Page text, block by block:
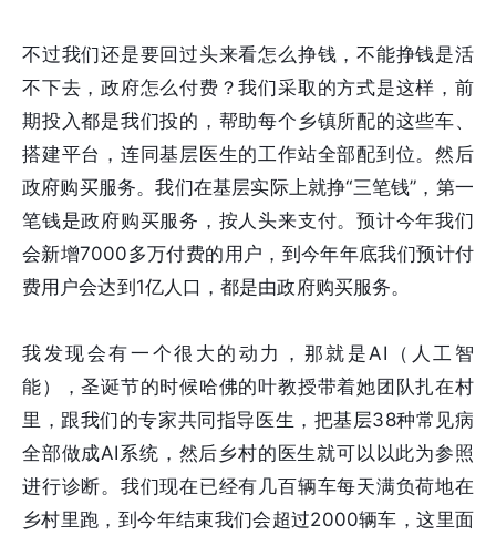
不过我们还是要回过头来看怎么挣钱，不能挣钱是活
不下去，政府怎么付费？我们采取的方式是这样，前
期投入都是我们投的，帮助每个乡镇所配的这些车、
搭建平台，连同基层医生的工作站全部配到位。然后
政府购买服务。我们在基层实际上就挣“三笔钱”，第一
笔钱是政府购买服务，按人头来支付。预计今年我们
会新增7000多万付费的用户，到今年年底我们预计付
费用户会达到1亿人口，都是由政府购买服务。
我发现会有一个很大的动力，那就是AI（人工智
能），圣诞节的时候哈佛的叶教授带着她团队扎在村
里，跟我们的专家共同指导医生，把基层38种常见病
全部做成AI系统，然后乡村的医生就可以以此为参照
进行诊断。我们现在已经有几百辆车每天满负荷地在
乡村里跑，到今年结束我们会超过2000辆车，这里面